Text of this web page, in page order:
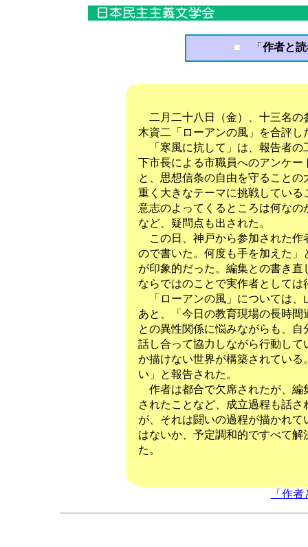
■ 「 作者と
二月二十八日（金）、十三名の
木資二「ローアンの風」を合評し
「寒風に抗して」は、報告者の
下市長による市職員へのアンケ
と、思想信条の自由を守ること
重く大きなテーマに挑戦してい
意志のよってくるところは何な
など、疑問点も出された。
この日、神戸から参加された作
ので書いた。何度も手を加えた
が印象的だった。編集との書き
ならではのことで実作者としては
「ローアンの風」については、
あと、「今日の教育現場の長時
との異性関係に悩みながらも、
話し合って協力しながら行動し
か描けない世界が構築されてい
い」と報告された。
作者は都合で欠席されたが、編
されたことなど、成立過程も話
が、それは闘いの過程が描かれ
はないか、予定調和的ですべて
た。
「作